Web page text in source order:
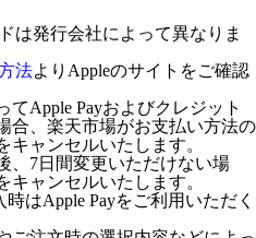
は発行会社によって異なりま
法よりAppleのサイトをご確認
Apple Payおよびクレジット
合、楽天市場がお支払い方法の
ャンセルいたします。
、7日間変更いただけない場
ャンセルいたします。
はApple Payをご利用いただく